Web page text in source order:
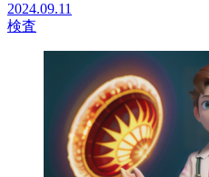
2024.09.11
検査